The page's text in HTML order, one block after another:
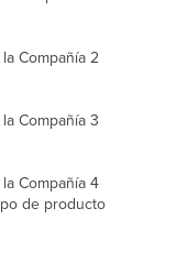
Compañía 2
Compañía 3
Compañía 4
de producto